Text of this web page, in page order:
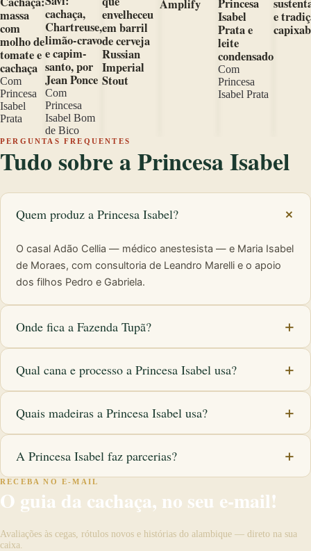
massa
com
molho de
tomate e
cachaça
Com
Princesa
Isabel
Prata
cachaça,
Chartreuse,
limão-cravo
e capim-
santo, por
Jean Ponce
Com
Princesa
Isabel Bom
de Bico
envelheceu
em barril
de cerveja
Russian
Imperial
Stout
Amplify Princesa
Isabel
Prata e
leite
condensado
Com
Princesa
Isabel Prata
e
PERGUNTAS FREQUENTES
Tudo sobre a Princesa Isabel
Quem produz a Princesa Isabel?
O casal Adão Cellia — médico anestesista — e Maria Isabel
de Moraes, com consultoria de Leandro Marelli e o apoio
dos filhos Pedro e Gabriela.
Onde fica a Fazenda Tupã?
Qual cana e processo a Princesa Isabel usa?
Quais madeiras a Princesa Isabel usa?
A Princesa Isabel faz parcerias?
RECEBA NO E-MAIL
O guia da cachaça, no seu e-mail!
Avaliações às cegas, rótulos novos e histórias do alambique — direto na sua
caixa.